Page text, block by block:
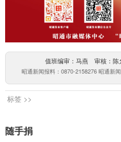
值班编审：马燕 审核：陈
昭通新闻报料：0870-2158276 昭通新
标签 >>
随手捐